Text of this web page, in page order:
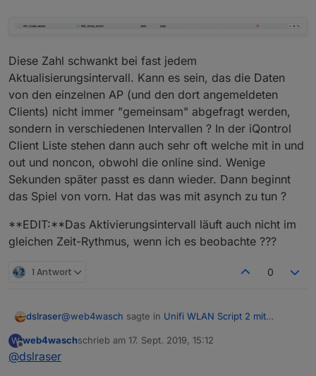
Diese Zahl schwankt bei fast jedem
Aktualisierungsintervall. Kann es sein, das die Daten
von den einzelnen AP (und den dort angemeldeten
Clients) nicht immer "gemeinsam" abgefragt werden,
sondern in verschiedenen Intervallen ? In der iQontrol
Client Liste stehen dann auch sehr oft welche mit in und
out und noncon, obwohl die online sind. Wenige
Sekunden später passt es dann wieder. Dann beginnt
das Spiel von vorn. Hat das was mit asynch zu tun ?
**EDIT:**Das Aktivierungsintervall läuft auch nicht im
gleichen Zeit-Rythmus, wenn ich es beobachte ???
1 Antwort 0
dslraser@web4wasch sagte in Unifi WLAN Script 2 mit
W
Offline
web4waschschrieb am 17. Sept. 2019, 15:12
zuletzt editiert von
@dslraser